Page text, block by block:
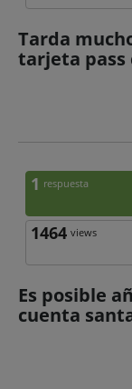
Tarda
tarjeta
1 respuesta
1464 views
Es posible
cuenta